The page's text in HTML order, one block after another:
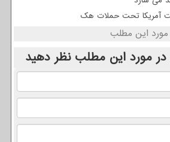
آمریکا تحت حملات هک
مورد این مطلب
در مورد این مطلب نظر دهید